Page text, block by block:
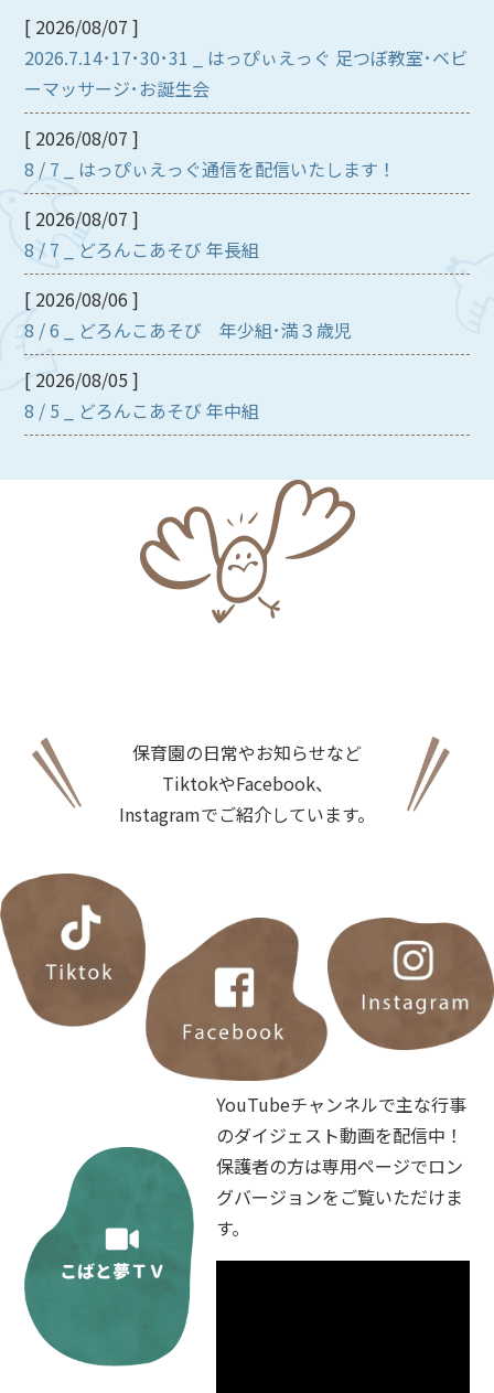
[ 2026/08/07 ]
2026.7.14･17･30･31 _ はっぴぃえっぐ 足つぼ教室･ベビ
ーマッサージ･お誕生会
[ 2026/08/07 ]
8 / 7 _ はっぴぃえっぐ通信を配信いたします！
[ 2026/08/07 ]
8 / 7 _ どろんこあそび 年長組
[ 2026/08/06 ]
8 / 6 _ どろんこあそび 年少組･満３歳児
[ 2026/08/05 ]
8 / 5 _ どろんこあそび 年中組
保育園の日常やお知らせなど
TiktokやFacebook、
Instagramでご紹介しています。
YouTubeチャンネルで主な行事
のダイジェスト動画を配信中！
保護者の方は専用ページでロン
グバージョンをご覧いただけま
す。